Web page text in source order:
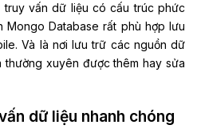
vấn dữ liệu có cấu trúc phức
Mongo Database rất phù hợp lưu
Và là nơi lưu trữ các nguồn dữ
xuyên được thêm hay sửa
dữ liệu nhanh chóng